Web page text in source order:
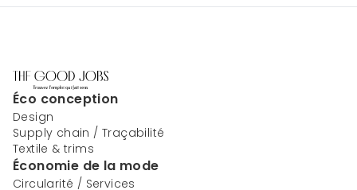
Éco conception
Design
Supply chain / Traçabilité
Textile & trims
Économie de la mode
Circularité / Services